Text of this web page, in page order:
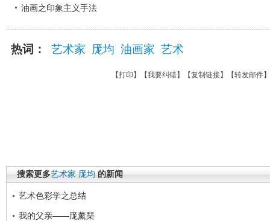
油画之印象主义手法
热词： 艺术家 厐均 油画家 艺术
【打印 】【我要纠错】【复制链接】【转发邮件
搜索更多艺术家 厐均 的新闻
艺术色彩学之总结
我的父亲——厐薰琹